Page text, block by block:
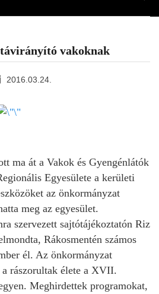
vakoknak
2016.03.24.
ma át a Vakok és Gyengénlátók
Egyesülete a kerületi
az önkormányzat
meg az egyesület.
szervezett sajtótájékoztatón Riz
Rákosmentén számos
él. Az önkormányzat
rászorultak élete a XVII.
Meghirdettek programokat,